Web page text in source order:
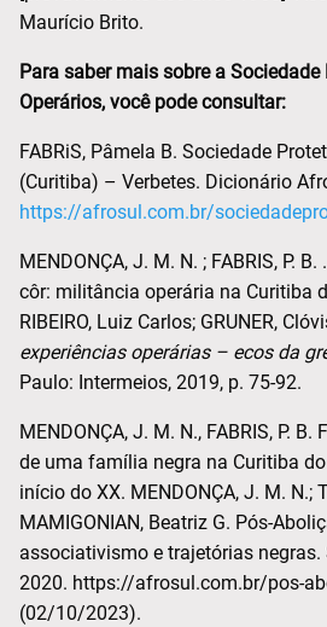
Maurício Brito.
Para saber mais sobre a
Operários, você pode consultar:
FABRiS, Pâmela B. Sociedade
(Curitiba) – Verbetes. Dicionário
https://afrosul.com.br/
MENDONÇA, J. M. N. ; FABRIS, P.
côr: militância operária na Curitiba
RIBEIRO, Luiz Carlos; GRUNER,
experiências operárias – ecos da
Paulo: Intermeios, 2019, p. 75-92.
MENDONÇA, J. M. N., FABRIS, P.
de uma família negra na Curitiba
início do XX. MENDONÇA, J. M. N.;
MAMIGONIAN, Beatriz G. Pós-
associativismo e trajetórias negras.
2020. https://afrosul.com.br/pos-
(02/10/2023).